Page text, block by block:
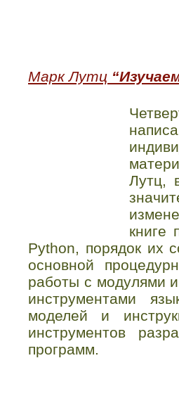
Марк Лутц
Лутц,
книге
Python, порядок их
основной
работы с модулями
инструментами
моделей и
инструментов
программ.